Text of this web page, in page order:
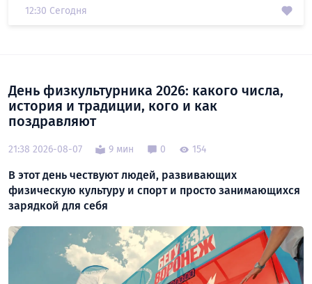
12:30 Сегодня
День физкультурника 2026: какого числа,
история и традиции, кого и как
поздравляют
21:38 2026-08-07 9 мин 0 154
В этот день чествуют людей, развивающих
физическую культуру и спорт и просто занимающихся
зарядкой для себя